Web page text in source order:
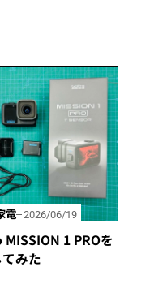
電 2026/06/19
1 PROを
みた